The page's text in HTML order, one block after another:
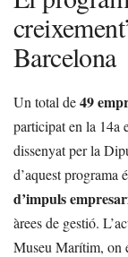
Barcelona
Un total de49
participat en la 14a
dissenyat per la
d’aquest programa
d’impuls
àrees de gestió.
Museu Marítim, on